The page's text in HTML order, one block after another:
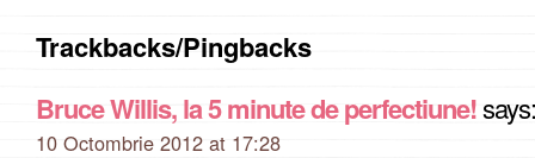
Trackbacks/Pingbacks
Bruce Willis, la 5 minute de perfectiune!says:
10 Octombrie 2012 at 17:28